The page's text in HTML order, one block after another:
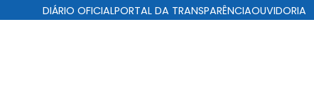
DIÁRIO OFICIALPORTAL DA TRANSPARÊNCIAOUVIDORIA